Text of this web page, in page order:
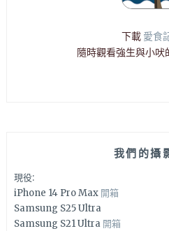
下載 愛食
隨時觀看強生與小吠
我們的攝
現役:
iPhone 14 Pro Max 開箱
Samsung S25 Ultra
Samsung S21 Ultra 開箱